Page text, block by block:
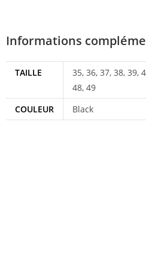
Informations
TAILLE
35, 36, 37, 38, 39,
48, 49
COULEUR
Black